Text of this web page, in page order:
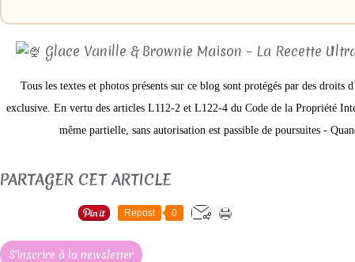
Tous les textes et photos présents sur ce blog sont protégés par des droits
exclusive. En vertu des articles L112-2 et L122-4 du Code de la Propriété
même partielle, sans autorisation est passible de poursuites -
PARTAGER CET ARTICLE
Repost 0
S'inscrire à la newsletter